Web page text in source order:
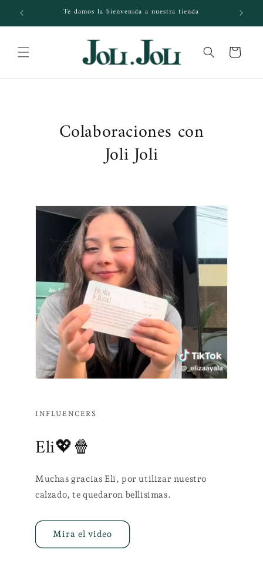
directamenteTe damos la bienvenida a nuestra tienda
Carrito
Colaboraciones con
Joli Joli
INFLUENCERS
Eli💖🍿
Muchas gracias Eli, por utilizar nuestro
calzado, te quedaron bellisimas.
Mira el video